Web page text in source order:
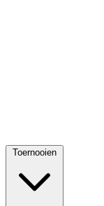
Toernooien